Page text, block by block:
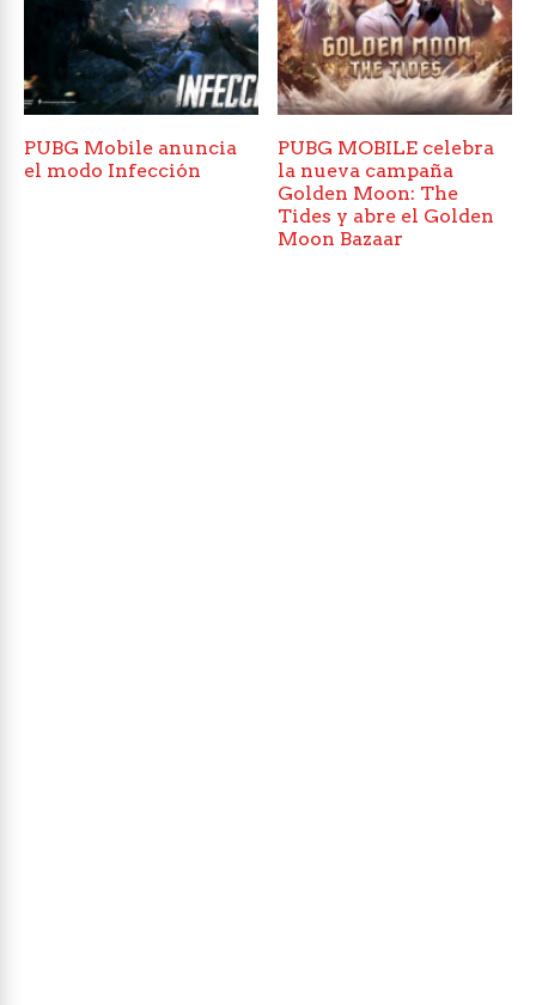
PUBG Mobile anuncia
el modo Infección
PUBG MOBILE celebra
la nueva campaña
Golden Moon: The
Tides y abre el Golden
Moon Bazaar